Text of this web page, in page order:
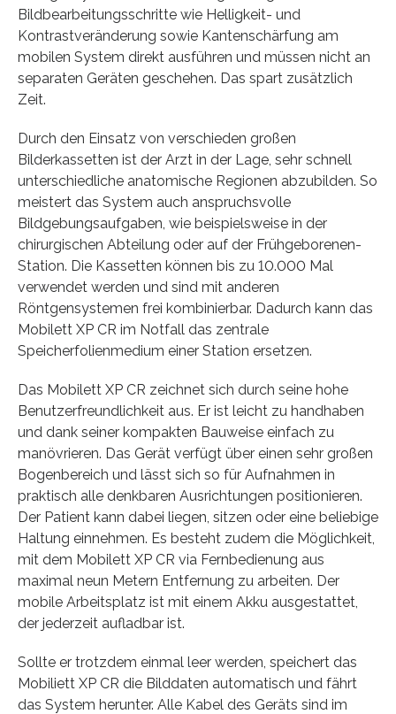
Bildbearbeitungsschritte wie Helligkeit- und
Kontrastveränderung sowie Kantenschärfung am
mobilen System direkt ausführen und müssen nicht an
separaten Geräten geschehen. Das spart zusätzlich
Zeit.
Durch den Einsatz von verschieden großen
Bilderkassetten ist der Arzt in der Lage, sehr schnell
unterschiedliche anatomische Regionen abzubilden. So
meistert das System auch anspruchsvolle
Bildgebungsaufgaben, wie beispielsweise in der
chirurgischen Abteilung oder auf der Frühgeborenen-
Station. Die Kassetten können bis zu 10.000 Mal
verwendet werden und sind mit anderen
Röntgensystemen frei kombinierbar. Dadurch kann das
Mobilett XP CR im Notfall das zentrale
Speicherfolienmedium einer Station ersetzen.
Das Mobilett XP CR zeichnet sich durch seine hohe
Benutzerfreundlichkeit aus. Er ist leicht zu handhaben
und dank seiner kompakten Bauweise einfach zu
manövrieren. Das Gerät verfügt über einen sehr großen
Bogenbereich und lässt sich so für Aufnahmen in
praktisch alle denkbaren Ausrichtungen positionieren.
Der Patient kann dabei liegen, sitzen oder eine beliebige
Haltung einnehmen. Es besteht zudem die Möglichkeit,
mit dem Mobilett XP CR via Fernbedienung aus
maximal neun Metern Entfernung zu arbeiten. Der
mobile Arbeitsplatz ist mit einem Akku ausgestattet,
der jederzeit aufladbar ist.
Sollte er trotzdem einmal leer werden, speichert das
Mobiliett XP CR die Bilddaten automatisch und fährt
das System herunter. Alle Kabel des Geräts sind im